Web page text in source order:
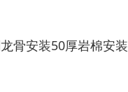
骨安装50厚岩棉安